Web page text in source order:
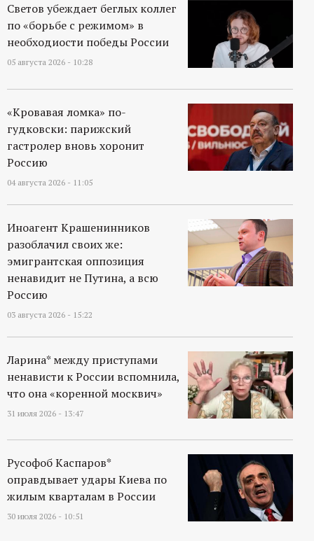
Светов убеждает беглых коллег
по «борьбе с режимом» в
необходиости победы России
05 августа 2026 - 10:28
«Кровавая ломка» по-
гудковски: парижский
гастролер вновь хоронит
Россию
04 августа 2026 - 11:05
Иноагент Крашенинников
разоблачил своих же:
эмигрантская оппозиция
ненавидит не Путина, а всю
Россию
03 августа 2026 - 15:22
Ларина* между приступами
ненависти к России вспомнила,
что она «коренной москвич»
31 июля 2026 - 13:47
Русофоб Каспаров*
оправдывает удары Киева по
жилым кварталам в России
30 июля 2026 - 10:51